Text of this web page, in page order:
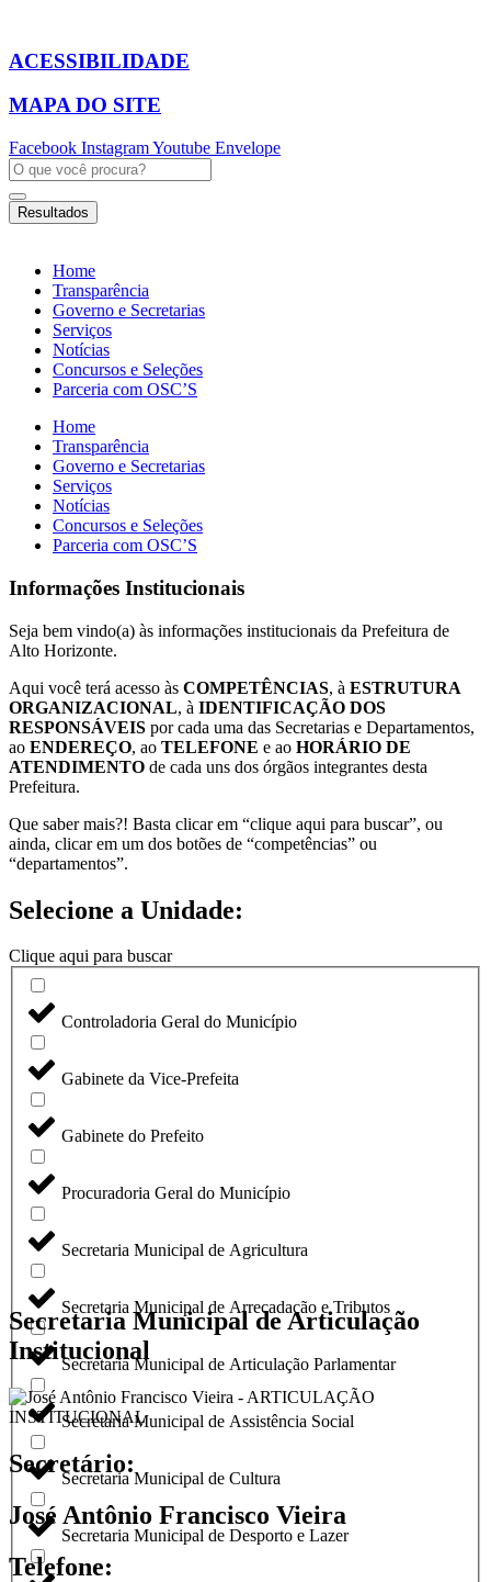
o
conteúdo
ACESSIBILIDADE
MAPA DO SITE
Facebook InstagramYoutube Envelope
Pesquisar
...
Resultados
Home
Transparência
Governo e Secretarias
Serviços
Notícias
Concursos e Seleções
Parceria com OSC’S
Home
Transparência
Governo e Secretarias
Serviços
Notícias
Concursos e Seleções
Parceria com OSC’S
Informações Institucionais
Seja bem vindo(a) às informações institucionais da Prefeitura de
Alto Horizonte.
Aqui você terá acesso às COMPETÊNCIAS, à ESTRUTURA
ORGANIZACIONAL, à IDENTIFICAÇÃO DOS
RESPONSÁVEIS por cada uma das Secretarias e Departamentos,
ao ENDEREÇO, ao TELEFONE e ao HORÁRIO DE
ATENDIMENTO de cada uns dos órgãos integrantes desta
Prefeitura.
Que saber mais?! Basta clicar em “clique aqui para buscar”, ou
ainda, clicar em um dos botões de “competências” ou
“departamentos”.
Selecione a Unidade:
Clique aqui para buscar
Controladoria Geral do Município
Gabinete da Vice-Prefeita
Gabinete do Prefeito
Procuradoria Geral do Município
Secretaria Municipal de Agricultura
Secretaria Municipal de Arrecadação e Tributos
Secretaria Municipal de Articulação Parlamentar
Secretaria Municipal de Assistência Social
Secretaria Municipal de Cultura
Secretaria Municipal de Desporto e Lazer
Secretaria Municipal de Articulação
Institucional
Secretário:
José Antônio Francisco Vieira
Telefone: